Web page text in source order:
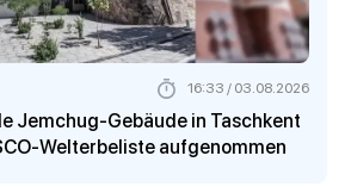
Jemchug-Gebäude in Taschkent
Welterbeliste aufgenommen
16:33 / 03.08.2026